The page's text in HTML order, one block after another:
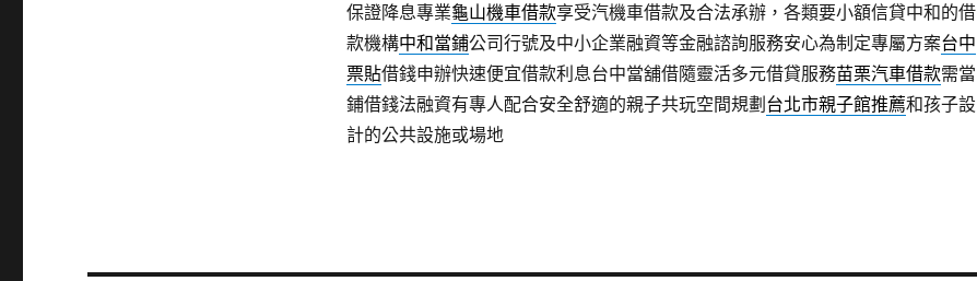
保證降息專業龜山機車借款享受汽機車借款及合法承辦，各類要小額信貸中和的借
款機構中和當鋪公司行號及中小企業融資等金融諮詢服務安心為制定專屬方案台中
票貼借錢申辦快速便宜借款利息台中當舖借隨靈活多元借貸服務苗栗汽車借款需當
鋪借錢法融資有專人配合安全舒適的親子共玩空間規劃 台北市親子館推薦和孩子設
計的公共設施或場地